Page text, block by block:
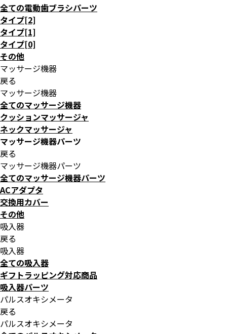
全ての電動歯ブラシパーツ
タイプ[2]
タイプ[1]
タイプ[0]
その他
マッサージ機器
戻る
マッサージ機器
全てのマッサージ機器
クッションマッサージャ
ネックマッサージャ
マッサージ機器パーツ
戻る
マッサージ機器パーツ
全てのマッサージ機器パーツ
ACアダプタ
交換用カバー
その他
吸入器
戻る
吸入器
全ての吸入器
ギフトラッピング対応商品
吸入器パーツ
パルスオキシメータ
戻る
パルスオキシメータ